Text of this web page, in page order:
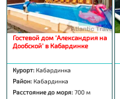
Гостевой дом 'Александрия на
Дообской' в Кабардинке
Курорт: Кабардинка
Район: Кабардинка
Расстояние до моря: 700 м